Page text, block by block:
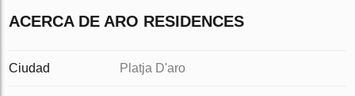
ACERCA DE ARO RESIDENCES
Ciudad Platja D'aro